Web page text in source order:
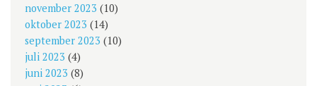
november 2023 (10)
oktober 2023 (14)
september 2023 (10)
juli 2023 (4)
juni 2023 (8)